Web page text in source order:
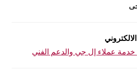
عملاء إل جي والدعم الفني